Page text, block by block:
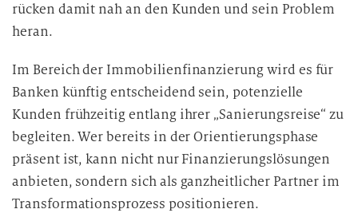
rücken damit nah an den Kunden und sein Problem
heran.
Im Bereich der Immobilienfinanzierung wird es für
Banken künftig entscheidend sein, potenzielle
Kunden frühzeitig entlang ihrer „Sanierungsreise“ zu
begleiten. Wer bereits in der Orientierungsphase
präsent ist, kann nicht nur Finanzierungslösungen
anbieten, sondern sich als ganzheitlicher Partner im
Transformationsprozess positionieren.